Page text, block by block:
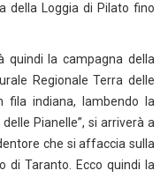
della Loggia di Pilato fino
quindi la campagna della
Regionale Terra delle
fila indiana, lambendo la
Pianelle”, si arriverà a
che si affaccia sulla
di Taranto. Ecco quindi la